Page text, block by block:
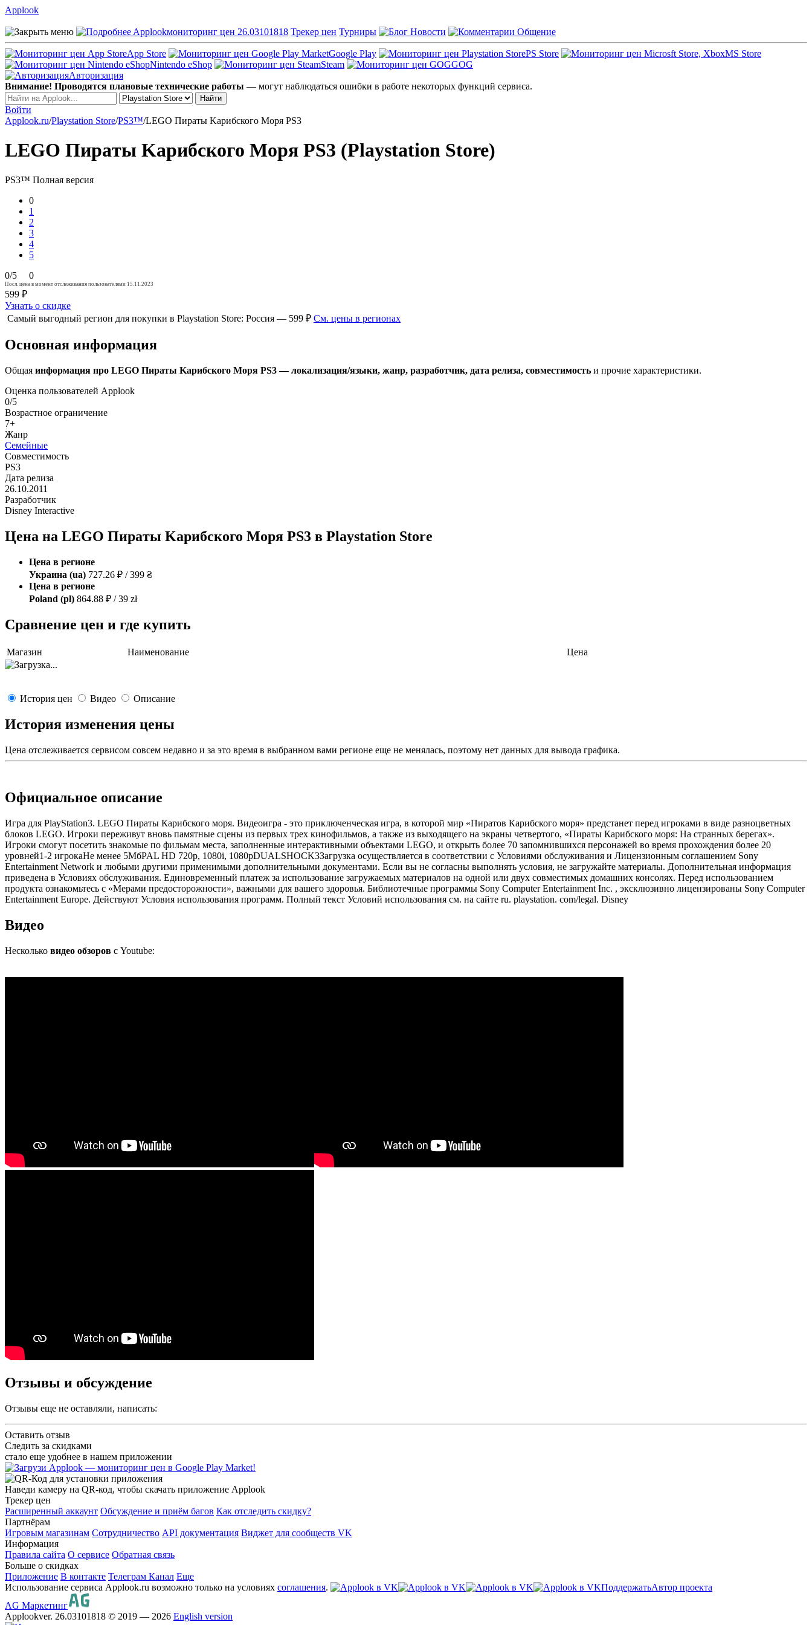
Applook
Applookмониторинг цен 26.03101818 Трекер цен Турниры Новости Общение
App Store Google Play PS Store
MS Store
Nintendo eShop
Steam
GOG
Авторизация
Внимание! Проводятся плановые технические работы — могут наблюдаться ошибки в работе некоторых функций сервиса.
Войти
Applook.ru/Playstation Store/PS3™/LEGO Пиpaты Kapибcкого Mоря PS3
LEGO Пиpaты Kapибcкого Mоря PS3 (Playstation Store)
PS3™ Полная версия
0
1
2
3
4
5
0/5 0
Посл. цена в момент отслеживания пользователями 15.11.2023
599 ₽
Узнать о скидке
Самый выгодный регион для покупки в Playstation Store: Россия — 599 ₽ См. цены в регионах
Основная информация
Общая информация про LEGO Пиpaты Kapибcкого Mоря PS3 — локализация/языки, жанр, разработчик, дата релиза, совместимость и прочие характеристики.
Оценка пользователей Applook
0/5
Возрастное ограничение
7+
Жанр
Семейные
Совместимость
PS3
Дата релиза
26.10.2011
Разработчик
Disney Interactive
Цена на LEGO Пиpaты Kapибcкого Mоря PS3 в Playstation Store
Цена в регионе
Украина (ua) 727.26 ₽ / 399 ₴
Цена в регионе
Poland (pl) 864.88 ₽ / 39 zł
Сравнение цен и где купить
Магазин Наименование Цена
История цен Видео Описание
История изменения цены
Цена отслеживается сервисом совсем недавно и за это время в выбранном вами регионе еще не менялась, поэтому нет данных для вывода графика.
Официальное описание
Игра для PlayStation3. LEGO Пираты Карибского моря. Видеоигра - это приключенческая игра, в которой мир «Пиратов Карибского моря» предстанет перед игроками в виде разноцветных
блоков LEGO. Игроки переживут вновь памятные сцены из первых трех кинофильмов, а также из выходящего на экраны четвертого, «Пираты Карибского моря: На странных берегах».
Игроки смогут посетить знакомые по фильмам места, заполненные интерактивными объектами LEGO, и открыть более 70 запомнившихся персонажей во время прохождения более 20
уровней1-2 игрокаНе менее 5МбPAL HD 720p, 1080i, 1080pDUALSHOCK3Загрузка осуществляется в соответствии с Условиями обслуживания и Лицензионным соглашением Sony
Entertainment Network и любыми другими применимыми дополнительными документами. Если вы не согласны выполнять условия, не загружайте материалы. Дополнительная информация
приведена в Условиях обслуживания. Единовременный платеж за использование загружаемых материалов на одной или двух совместимых домашних консолях. Перед использованием
продукта ознакомьтесь с «Мерами предосторожности», важными для вашего здоровья. Библиотечные программы Sony Computer Entertainment Inc. , эксклюзивно лицензированы Sony Computer
Entertainment Europe. Действуют Условия использования программ. Полный текст Условий использования см. на сайте ru. playstation. com/legal. Disney
Видео
Несколько видео обзоров с Youtube:
Отзывы и обсуждение
Отзывы еще не оставляли, написать:
Оставить отзыв
Следить за скидками
стало еще удобнее в нашем приложении
Наведи камеру на QR-код, чтобы скачать приложение Applook
Трекер цен
Расширенный аккаунт Обсуждение и приём багов Как отследить скидку?
Партнёрам
Игровым магазинам Сотрудничество API документация Виджет для сообществ VK
Информация
Правила сайта О сервисе Обратная связь
Больше о скидках
Приложение В контакте Телеграм Канал Еще
Использование сервиса Applook.ru возможно только на условиях соглашения. ПоддержатьАвтор проекта
AG Маркетинг
Applookver. 26.03101818 © 2019 — 2026 English version